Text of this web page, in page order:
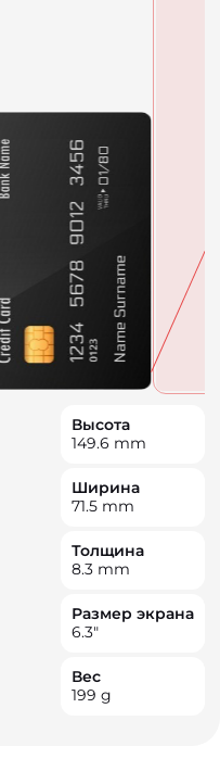
Высота
149.6 mm
Ширина
71.5 mm
Толщина
8.3 mm
Размер экрана
6.3"
Вес
199 g